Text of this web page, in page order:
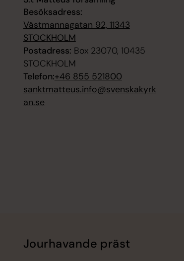
Besöksadress:
Västmannagatan 92, 11343
STOCKHOLM
Postadress: Box 23070, 10435
STOCKHOLM
Telefon:+46 855 521800
sanktmatteus.info@svenskakyrk
an.se
Jourhavande präst